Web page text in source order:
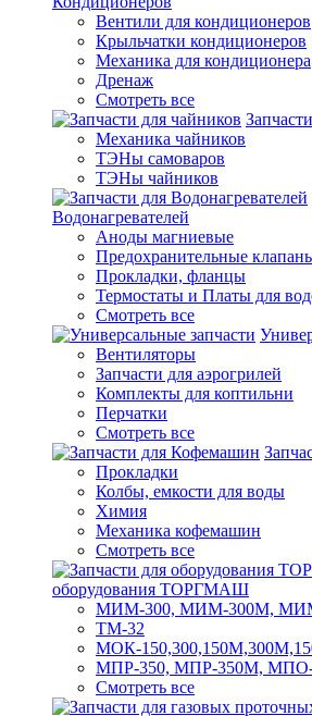
Вентили для кондиционеров
Крыльчатки кондиционеров
Механика для кондиционера
Дренаж
Смотреть все
Механика чайников
ТЭНы самоваров
ТЭНы чайников
Водонагревателей
Аноды магниевые
Предохранительные
Прокладки, фланцы
Термостаты и Платы для
Смотреть все
Вентиляторы
Запчасти для аэрогрилей
Комплекты для коптильни
Перчатки
Смотреть все
Прокладки
Колбы, емкости для воды
Химия
Механика кофемашин
Смотреть все
оборудования ТОРГМАШ
МИМ-300, МИМ-300М,
ТМ-32
МОК-
МПР-350, МПР-350М, МПО-
Смотреть все